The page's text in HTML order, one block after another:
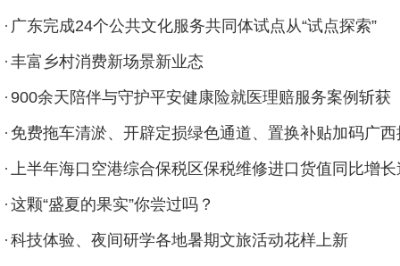
广东完成24个公共文化服务共同体试点从“试点探索”
丰富乡村消费新场景新业态
900余天陪伴与守护平安健康险就医理赔服务案例斩获
免费拖车清淤、开辟定损绿色通道、置换补贴加码广西
上半年海口空港综合保税区保税维修进口货值同比增长
这颗“盛夏的果实”你尝过吗？
科技体验、夜间研学各地暑期文旅活动花样上新